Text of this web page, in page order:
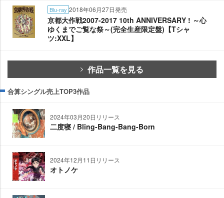
Blu-ray 2018年06月27日発売
京都大作戦2007-2017 10th ANNIVERSARY ! ～心
ゆくまでご覧な祭～(完全生産限定盤)【Tシャ
ツ:XXL】
作品一覧を見る
合算シングル売上TOP3作品
2024年03月20日リリース
二度寝 / Bling-Bang-Bang-Born
2024年12月11日リリース
オトノケ